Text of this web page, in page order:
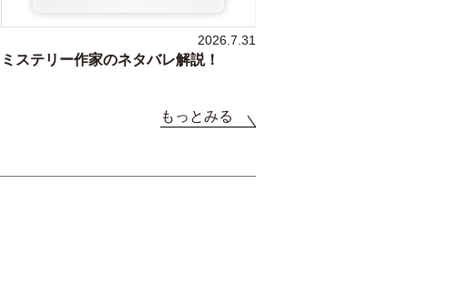
2026.7.31
ミステリー作家のネタバレ解説！
もっとみる